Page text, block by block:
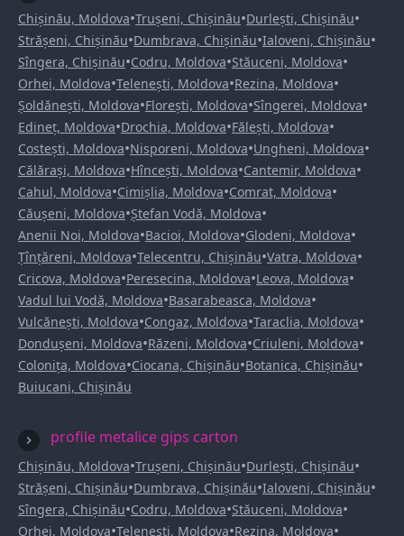
Chișinău, Moldova•Trușeni, Chișinău•Durlești, Chișinău•
Strășeni, Chișinău•Dumbrava, Chișinău•Ialoveni, Chișinău•
Sîngera, Chișinău•Codru, Moldova•Stăuceni, Moldova•
Orhei, Moldova•Telenești, Moldova•Rezina, Moldova•
Șoldănești, Moldova•Florești, Moldova•Sîngerei, Moldova•
Edineț, Moldova•Drochia, Moldova•Fălești, Moldova•
Costești, Moldova•Nisporeni, Moldova•Ungheni, Moldova•
Călărași, Moldova•Hîncești, Moldova•Cantemir, Moldova•
Cahul, Moldova•Cimișlia, Moldova•Comrat, Moldova•
Căușeni, Moldova•Ștefan Vodă, Moldova•
Anenii Noi, Moldova•Bacioi, Moldova•Glodeni, Moldova•
Țînțăreni, Moldova•Telecentru, Chișinău•Vatra, Moldova•
Cricova, Moldova•Peresecina, Moldova•Leova, Moldova•
Vadul lui Vodă, Moldova•Basarabeasca, Moldova•
Vulcănești, Moldova•Congaz, Moldova•Taraclia, Moldova•
Dondușeni, Moldova•Răzeni, Moldova•Criuleni, Moldova•
Colonița, Moldova•Ciocana, Chișinău•Botanica, Chișinău•
Buiucani, Chișinău
profile metalice gips carton
Chișinău, Moldova•Trușeni, Chișinău•Durlești, Chișinău•
Strășeni, Chișinău•Dumbrava, Chișinău•Ialoveni, Chișinău•
Sîngera, Chișinău•Codru, Moldova•Stăuceni, Moldova•
Orhei, Moldova•Telenești, Moldova•Rezina, Moldova•